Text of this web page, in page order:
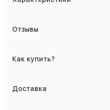
Отзывы
Как купить?
Доставка